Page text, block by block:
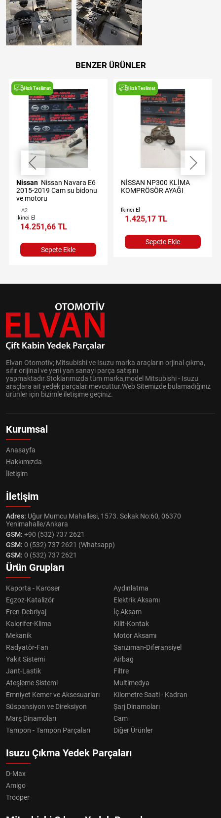
BENZER ÜRÜNLER
Hızlı Teslimat
Nissan
2015-2019 Cam su bidonu
ve motoru
A2
İkinci El
14.251,66 TL
Sepete Ekle
Hızlı Teslimat
NİSSAN NP300 KLİMA
KOMPRÖSÖR AYAĞI
İkinci El
1.425,17 TL
Sepete Ekle
Elvan Otomotiv; Mitsubishi ve Isuzu marka araçların orjinal çıkma,
sıfır orijinal ve yeni yan sanayi parça satışını
yapmaktadır.Stoklarımızda tüm marka,model Mitsubishi - Isuzu
araçlara ait yedek parçalar mevcuttur.Web Sitemizde bulamadığınız
ürünler için bizimle iletişime geçiniz.
Kurumsal
Anasayfa
Hakkımızda
İletişim
İletişim
Adres: Uğur Mumcu Mahallesi, 1573. Sokak No:60, 06370
Yenimahalle/Ankara
GSM: +90 (532) 737 2621
GSM: 0 (532) 737 2621 (Whatsapp)
GSM: 0 (532) 737 2621
Ürün Grupları
Kaporta - Karoser
Aydınlatma
Egzoz-Katalizör
Elektrik Aksamı
Fren-Debriyaj
İç Aksam
Kalorifer-Klima
Kilit-Kontak
Mekanik
Motor Aksamı
Radyatör-Fan
Şanzıman-Diferansiyel
Yakıt Sistemi
Airbag
Jant-Lastik
Filtre
Ateşleme Sistemi
Multimedya
Emniyet Kemer ve Aksesuarları
Kilometre Saati - Kadran
Süspansiyon ve Direksiyon
Şarj Dinamoları
Marş Dinamoları
Cam
Tampon - Tampon Parçaları
Diğer Ürünler
Isuzu Çıkma Yedek Parçaları
D-Max
Amigo
Trooper